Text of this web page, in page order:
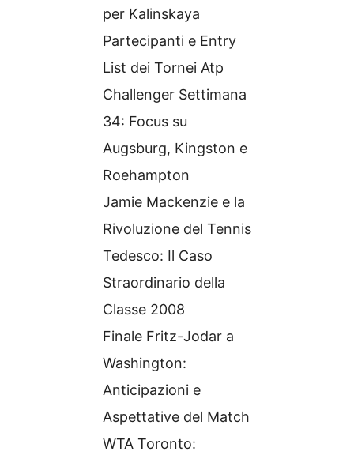
per Kalinskaya
Partecipanti e Entry
List dei Tornei Atp
Challenger Settimana
34: Focus su
Augsburg, Kingston e
Roehampton
Jamie Mackenzie e la
Rivoluzione del Tennis
Tedesco: Il Caso
Straordinario della
Classe 2008
Finale Fritz-Jodar a
Washington:
Anticipazioni e
Aspettative del Match
WTA Toronto: